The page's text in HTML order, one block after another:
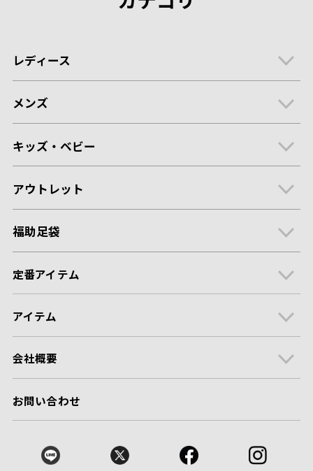
レディース
メンズ
キッズ・ベビー
アウトレット
福助足袋
定番アイテム
アイテム
会社概要
お問い合わせ